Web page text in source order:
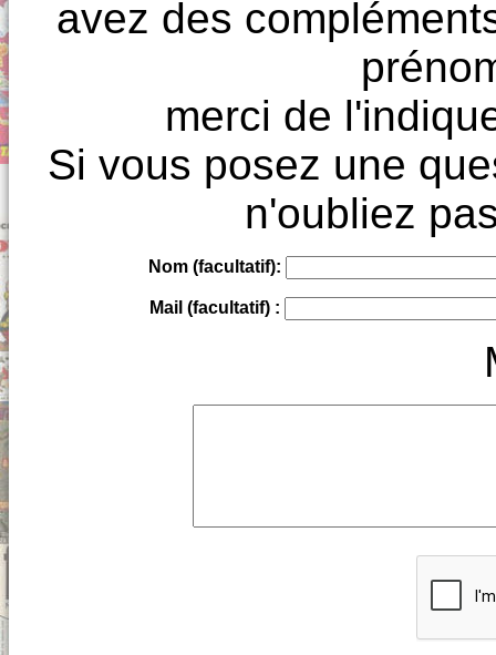
avez des
merci de
Si vous posez une
n'oubliez
Nom (facultatif):
Mail (facultatif) :